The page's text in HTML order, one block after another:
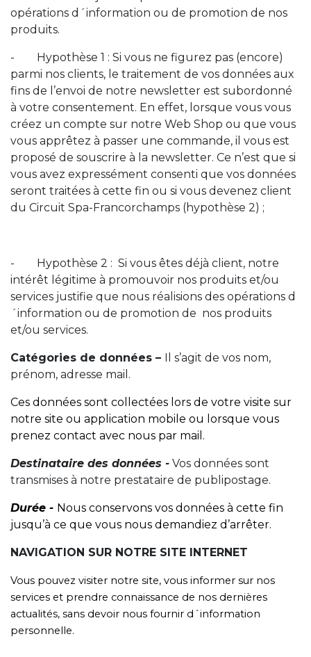
opérations d´information ou de promotion de nos
produits.
- Hypothèse 1 : Si vous ne figurez pas (encore)
parmi nos clients, le traitement de vos données aux
fins de l’envoi de notre newsletter est subordonné
à votre consentement. En effet, lorsque vous vous
créez un compte sur notre Web Shop ou que vous
vous apprêtez à passer une commande, il vous est
proposé de souscrire à la newsletter. Ce n’est que si
vous avez expressément consenti que vos données
seront traitées à cette fin ou si vous devenez client
du Circuit Spa-Francorchamps (hypothèse 2) ;
- Hypothèse 2 : Si vous êtes déjà client, notre
intérêt légitime à promouvoir nos produits et/ou
services justifie que nous réalisions des opérations d
´information ou de promotion de nos produits
et/ou services.
Catégories de données – Il s’agit de vos nom,
prénom, adresse mail.
Ces données sont collectées lors de votre visite sur
notre site ou application mobile ou lorsque vous
prenez contact avec nous par mail.
Destinataire des données - Vos données sont
transmises à notre prestataire de publipostage.
Durée - Nous conservons vos données à cette fin
jusqu’à ce que vous nous demandiez d’arrêter.
NAVIGATION SUR NOTRE SITE INTERNET
Vous pouvez visiter notre site, vous informer sur nos
services et prendre connaissance de nos dernières
actualités, sans devoir nous fournir d´information
personnelle.